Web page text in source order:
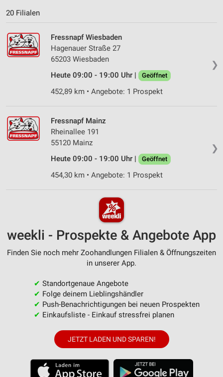
20 Filialen
❯
Fressnapf Wiesbaden
Hagenauer Straße 27
65203 Wiesbaden
Heute 09:00 - 19:00 Uhr |
Geöffnet
452,89 km • Angebote: 1 Prospekt
❯
Fressnapf Mainz
Rheinallee 191
55120 Mainz
Heute 09:00 - 19:00 Uhr |
Geöffnet
454,30 km • Angebote: 1 Prospekt
weekli - Prospekte & Angebote App
Finden Sie noch mehr Zoohandlungen Filialen & Öffnungszeiten
in unserer App.
✔ Standortgenaue Angebote
✔ Folge deinem Lieblingshändler
✔ Push-Benachrichtigungen bei neuen Prospekten
✔ Einkaufsliste - Einkauf stressfrei planen
JETZT LADEN UND SPAREN!